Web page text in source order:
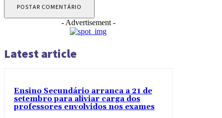
- Advertisement -
Latest article
Ensino Secundário arranca a 21 de
setembro para aliviar carga dos
professores envolvidos nos exames